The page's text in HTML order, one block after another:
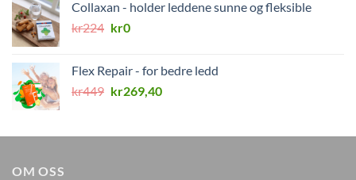
kr499.kr149.
Collaxan - holder leddene sunne og fleksible
kr224 Opprinnelig
kr224.
kr0Nåværende
kr0.
Flex Repair - for bedre ledd
kr449 Opprinnelig
kr449.
kr269,40Nåværende
kr269,40.
OM OSS